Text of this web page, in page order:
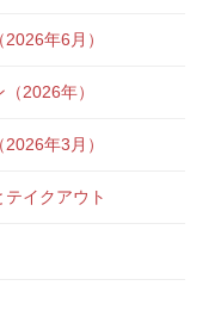
年6月）
2026年）
年3月）
イクアウト